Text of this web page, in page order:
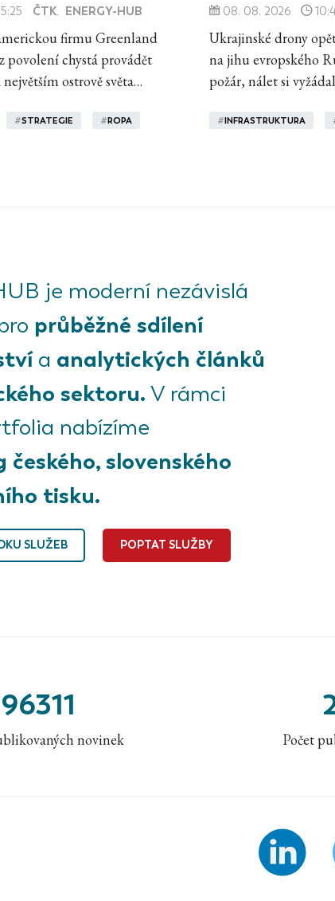
ČTK, ENERGY-HUB
firmu Greenland
povolení chystá provádět
ostrově světa…
#STRATEGIE #ROPA
08. 08. 2026
Ukrajinské drony
na jihu evropského
požár, nálet si
#INFRASTRUKTURA
je moderní nezávislá
průběžné sdílení
a analytických článků
sektoru. V rámci
nabízíme
slovenského
tisku.
SLUŽEB POPTAT SLUŽBY
96311
novinek Počet